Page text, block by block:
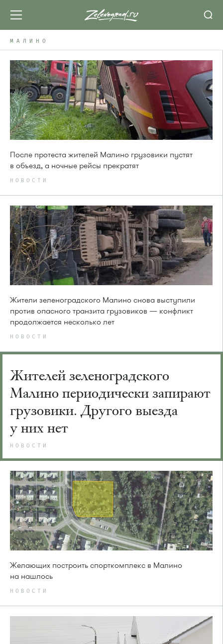
МАЛИНО
После протеста жителей Малино грузовики пустят
в объезд, а ночные рейсы прекратят
НОВОСТИ
Жители зеленоградского Малино снова выступили
против опасного транзита грузовиков — конфликт
продолжается несколько лет
НОВОСТИ
Жителей зеленоградского
Малино периодически запирают
грузовики. Другого выезда
у них нет
НОВОСТИ
Желающих построить спорткомплекс в Малино
на нашлось
НОВОСТИ